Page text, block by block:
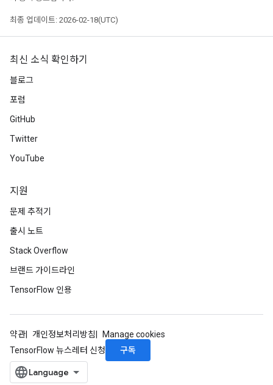
최종 업데이트: 2026-02-18(UTC)
최신 소식 확인하기
블로그
포럼
GitHub
Twitter
YouTube
지원
문제 추적기
출시 노트
Stack Overflow
브랜드 가이드라인
TensorFlow 인용
약관 개인정보처리방침
Manage cookies
TensorFlow 뉴스레터 신청
구독